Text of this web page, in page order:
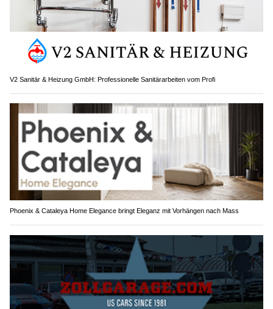
V2 Sanitär & Heizung GmbH: Professionelle Sanitärarbeiten vom Profi
Phoenix & Cataleya Home Elegance bringt Eleganz mit Vorhängen nach Mass